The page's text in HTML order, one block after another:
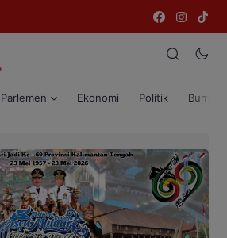
Parlemen Ekonomi Politik Bumi